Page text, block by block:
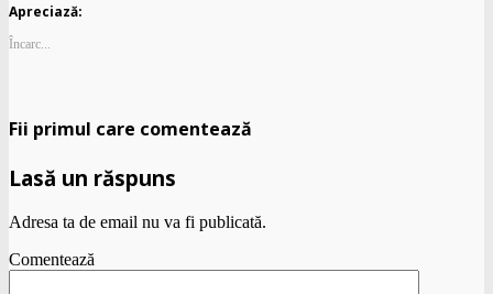
Apreciază:
Încarc...
Fii primul care comentează
Lasă un răspuns
Adresa ta de email nu va fi publicată.
Comentează